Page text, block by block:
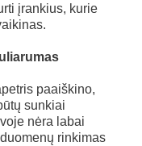
įrankius, kurie
paaiškino,
sunkiai
nėra labai
rinkimas